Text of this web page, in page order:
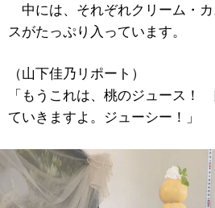
中には、それぞれクリーム・
スがたっぷり入っています。
（山下佳乃リポート）
「もうこれは、桃のジュース！
ていきますよ。ジューシー！」